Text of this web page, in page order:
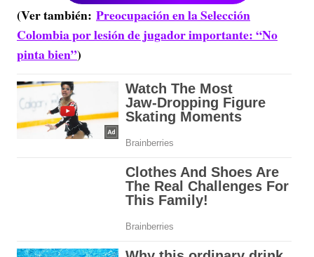
(Ver también: Preocupación en la Selección
Colombia por lesión de jugador importante: “No
pinta bien”)